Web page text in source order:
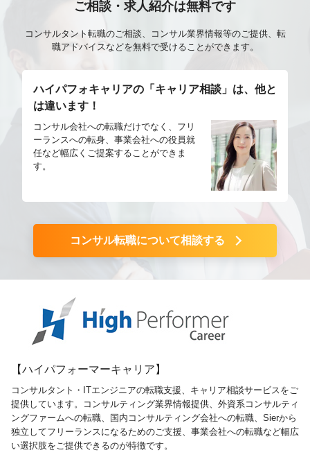
ご相談・求人紹介は無料です
コンサルタント転職のご相談、コンサル業界情報等のご提供、転
職アドバイスなどを無料で受けることができます。
コンサル転職について相談する
ハイパフォキャリアの「キャリア相談」は、他と
は違います！
コンサル会社への転職だけでなく、フリ
ーランスへの転身、事業会社への役員就
任など幅広くご提案することができま
す。
【ハイパフォーマーキャリア】
コンサルタント・ITエンジニアの転職支援、キャリア相談サービスをご
提供しています。コンサルティング業界情報提供、外資系コンサルティ
ングファームへの転職、国内コンサルティング会社への転職、Sierから
独立してフリーランスになるためのご支援、事業会社への転職など幅広
い選択肢をご提供できるのが特徴です。